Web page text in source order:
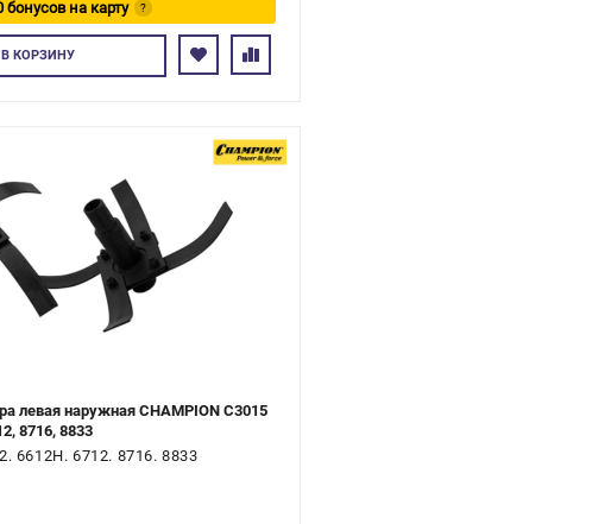
бонусов на карту
?
В КОРЗИНУ
левая наружная CHAMPION C3015
8716, 8833
6612H. 6712. 8716. 8833